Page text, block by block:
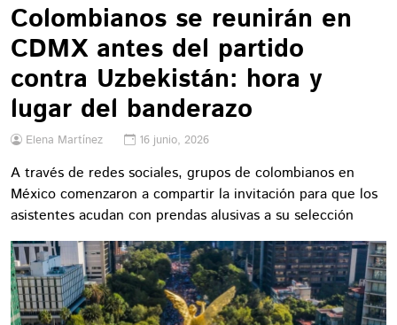
Colombianos se reunirán en
CDMX antes del partido
contra Uzbekistán: hora y
lugar del banderazo
Elena Martínez 16 junio, 2026
A través de redes sociales, grupos de colombianos en
México comenzaron a compartir la invitación para que los
asistentes acudan con prendas alusivas a su selección